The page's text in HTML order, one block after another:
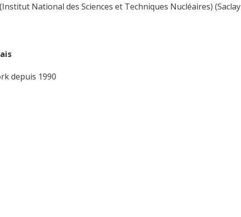
National des Sciences et Techniques Nucléaires) (Saclay
depuis 1990